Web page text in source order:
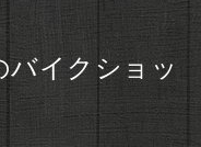
バイクショッ